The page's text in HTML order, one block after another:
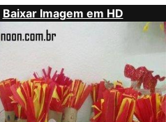
Baixar Imagem em HD